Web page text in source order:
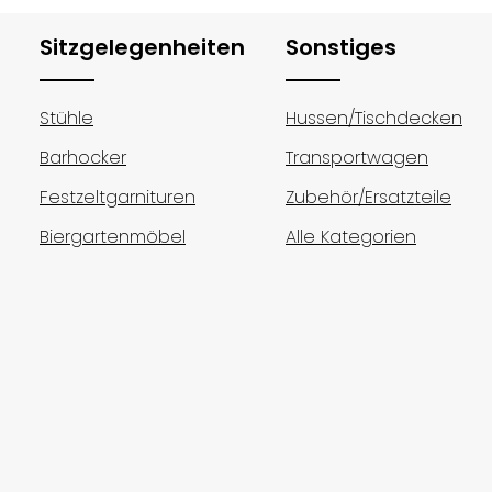
Sitzgelegenheiten
Stühle
Barhocker
Festzeltgarnituren
Biergartenmöbel
Sonstiges
Hussen/Tischdecken
Transportwagen
Zubehör/Ersatzteile
Alle Kategorien